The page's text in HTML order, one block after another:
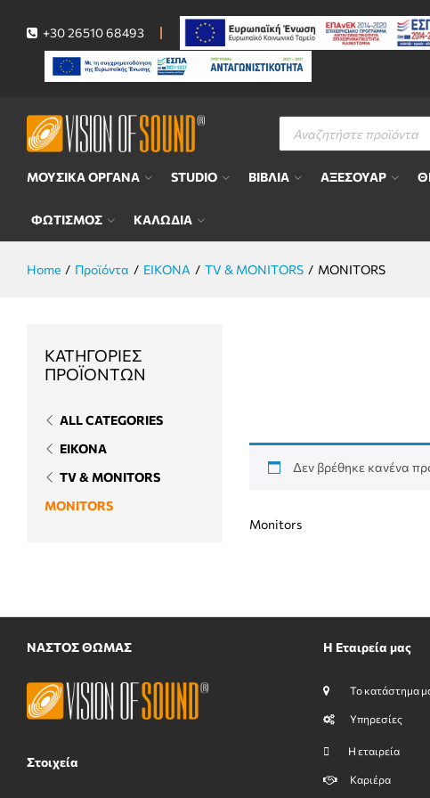
+30 26510 68493
Αναζήτηση
προϊόντων
ΜΟΥΣΙΚΑ ΟΡΓΑΝΑ STUDIO ΒΙΒΛΙΑ ΑΞΕΣΟΥΑΡ
ΦΩΤΙΣΜΟΣ ΚΑΛΩΔΙΑ
Home / Προϊόντα / ΕΙΚΟΝΑ / TV & MONITORS / MONITORS
Δεν βρέθηκε κανένα
Monitors
ΚΑΤΗΓΟΡΊΕΣ
ΠΡΟΪΌΝΤΩΝ
ALL CATEGORIES
ΕΙΚΟΝΑ
TV & MONITORS
MONITORS
ΝΑΣΤΟΣ ΘΩΜΑΣ
Στοιχεία
Η Εταιρεία μας
Το κατάστημα
Υπηρεσίες
Η εταιρεία
Καριέρα